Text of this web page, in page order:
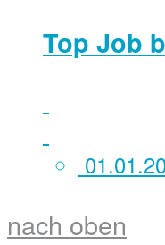
Top Job
nach oben